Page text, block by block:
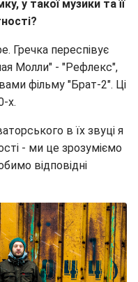
у такої музики та її
Гречка переспівує
Молли" - "Рефлекс",
фільму "Брат-2". Ці
х.
в їх звуці я
- ми це зрозуміємо
відповідні